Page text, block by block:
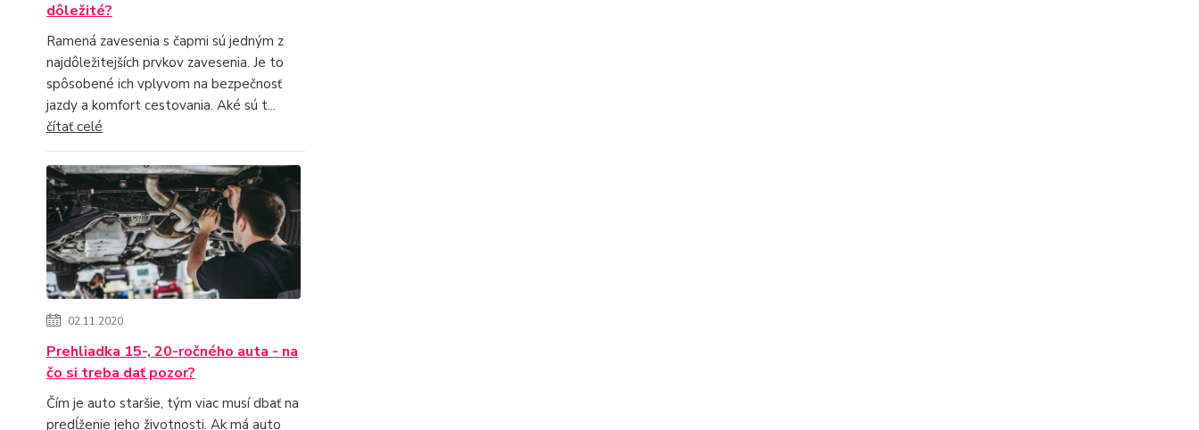
dôležité?
Ramená zavesenia s čapmi sú jedným z
najdôležitejších prvkov zavesenia. Je to
spôsobené ich vplyvom na bezpečnosť
jazdy a komfort cestovania. Aké sú t...
čítať celé
02.11.2020
Prehliadka 15-, 20-ročného auta - na
čo si treba dať pozor?
Čím je auto staršie, tým viac musí dbať na
predĺženie jeho životnosti. Ak má auto